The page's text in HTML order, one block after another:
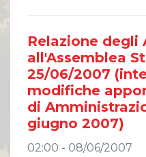
Relazione
all'Assemblea
25/06/2007
modifiche
di
giugno 2007)
02:00 - 08/06/2007